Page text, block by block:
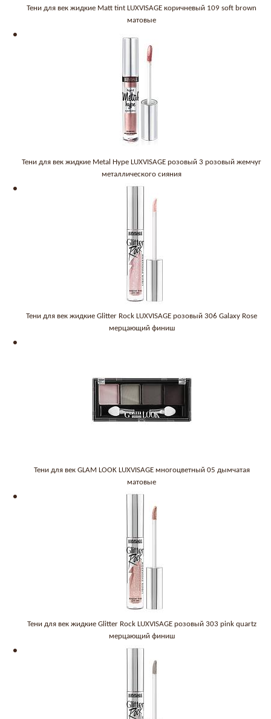
Тени для век жидкие Matt tint LUXVISAGE коричневый 109 soft brown
матовые
Тени для век жидкие Metal Hype LUXVISAGE розовый 3 розовый жемчуг
металлического сияния
Тени для век жидкие Glitter Rock LUXVISAGE розовый 306 Galaxy Rose
мерцающий финиш
Тени для век GLAM LOOK LUXVISAGE многоцветный 05 дымчатая
матовые
Тени для век жидкие Glitter Rock LUXVISAGE розовый 303 pink quartz
мерцающий финиш